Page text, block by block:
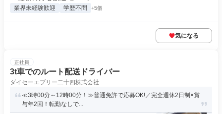
業界未経験歓迎 学歴不問 +5個
気になる
正社員
3t車でのルート配送ドライバー
ダイセーエブリー二十四株式会社
≪3時00分～12時00分！≫普通免許で応募OK!／完全週休2日制×賞
与年2回！転勤なしで...